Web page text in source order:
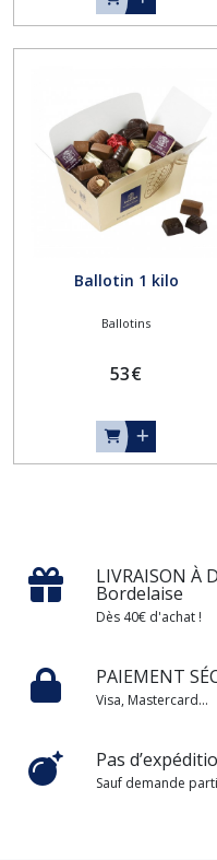
Ballotin 1 kilo
Ballotins
53€
LIVRAISON À
Bordelaise
Dès 40€ d'achat !
PAIEMENT
Visa, Mastercard...
Pas
Sauf demande